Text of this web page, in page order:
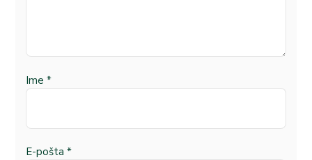
Ime *
E-pošta *